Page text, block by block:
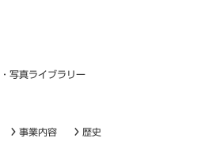
写真ライブラリー
事業内容 歴史